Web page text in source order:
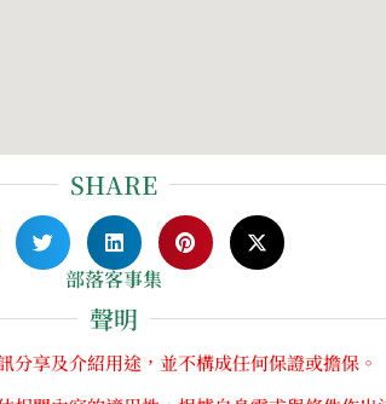
SHARE
部落客事集
聲明
分享及介紹用途，並不構成任何保證或擔保。